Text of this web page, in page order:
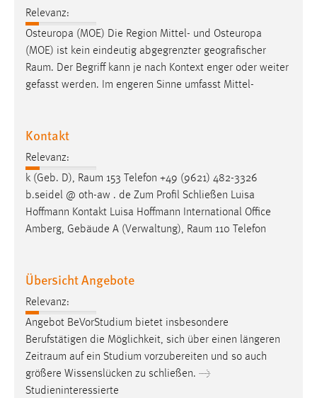
Relevanz:
Osteuropa (MOE) Die Region Mittel- und Osteuropa
(MOE) ist kein eindeutig abgegrenzter geografischer
Raum. Der Begriff kann je nach Kontext enger oder weiter
gefasst werden. Im engeren Sinne umfasst Mittel-
Kontakt
Relevanz:
k (Geb. D), Raum 153 Telefon +49 (9621) 482-3326
b.seidel @ oth-aw . de Zum Profil Schließen Luisa
Hoffmann Kontakt Luisa Hoffmann International Office
Amberg, Gebäude A (Verwaltung), Raum 110 Telefon
Übersicht Angebote
Relevanz:
Angebot BeVorStudium bietet insbesondere
Berufstätigen die Möglichkeit, sich über einen längeren
Zeitraum auf ein Studium vorzubereiten und so auch
größere Wissenslücken zu schließen. →
Studieninteressierte
Wird benötigt um die Chatfunktion nutzen zu können.
Cookie Laufzeit:
5e9dbeb1811c0446 = Sitzungslaufzeit, mibew_locale = 3
Jahre, MIBEW_UserID = 1 Jahr
Login
Name:
fe_user, be_user, be_lastLoginProvider
Zweck:
Dieser Cookie ist notwendig um sich an der Website
einloggen zu können.
24 Stunden
STATISTIK
Statistik Cookies erfassen Informationen anonym.
Diese Informationen helfen uns zu verstehen, wie
unsere Besucher unsere Website nutzen.